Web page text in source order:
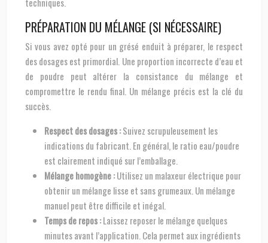
PRÉPARATION DU MÉLANGE (SI NÉCESSAIRE)
Si vous avez opté pour un grésé enduit à préparer, le respect
des dosages est primordial. Une proportion incorrecte d’eau et
de poudre peut altérer la consistance du mélange et
compromettre le rendu final. Un mélange précis est la clé du
succès.
Respect des dosages :Suivez scrupuleusement les
indications du fabricant. En général, le ratio eau/poudre
est clairement indiqué sur l’emballage.
Mélange homogène :Utilisez un malaxeur électrique pour
obtenir un mélange lisse et sans grumeaux. Un mélange
manuel peut être difficile et inégal.
Temps de repos :Laissez reposer le mélange quelques
minutes avant l’application. Cela permet aux ingrédients